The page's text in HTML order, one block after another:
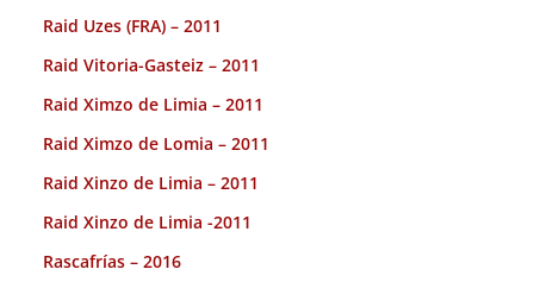
Raid Uzes (FRA) – 2011
Raid Vitoria-Gasteiz – 2011
Raid Ximzo de Limia – 2011
Raid Ximzo de Lomia – 2011
Raid Xinzo de Limia – 2011
Raid Xinzo de Limia -2011
Rascafrías – 2016